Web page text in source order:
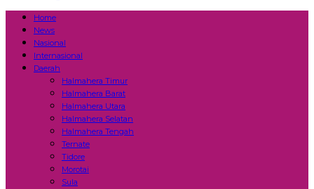
Home
News
Nasional
Internasional
Daerah
Halmahera Timur
Halmahera Barat
Halmahera Utara
Halmahera Selatan
Halmahera Tengah
Ternate
Tidore
Morotai
Sula